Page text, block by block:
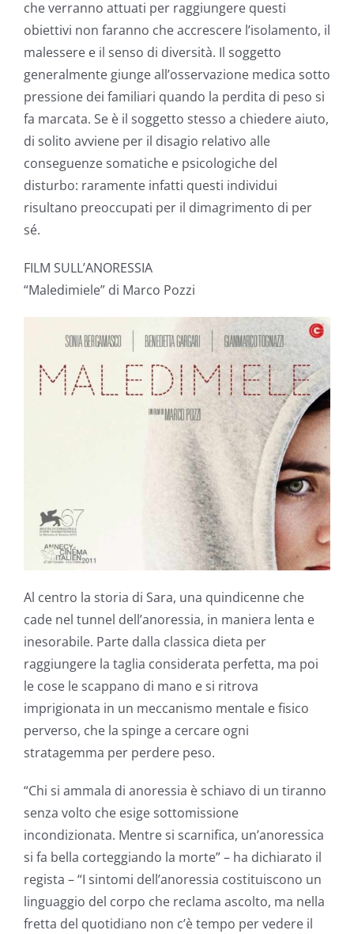
che verranno attuati per raggiungere questi
obiettivi non faranno che accrescere l’isolamento, il
malessere e il senso di diversità. Il soggetto
generalmente giunge all’osservazione medica sotto
pressione dei familiari quando la perdita di peso si
fa marcata. Se è il soggetto stesso a chiedere aiuto,
di solito avviene per il disagio relativo alle
conseguenze somatiche e psicologiche del
disturbo: raramente infatti questi individui
risultano preoccupati per il dimagrimento di per
sé.
FILM SULL’ANORESSIA
“Maledimiele” di Marco Pozzi
Al centro la storia di Sara, una quindicenne che
cade nel tunnel dell’anoressia, in maniera lenta e
inesorabile. Parte dalla classica dieta per
raggiungere la taglia considerata perfetta, ma poi
le cose le scappano di mano e si ritrova
imprigionata in un meccanismo mentale e fisico
perverso, che la spinge a cercare ogni
stratagemma per perdere peso.
“Chi si ammala di anoressia è schiavo di un tiranno
senza volto che esige sottomissione
incondizionata. Mentre si scarnifica, un’anoressica
si fa bella corteggiando la morte” – ha dichiarato il
regista – “I sintomi dell’anoressia costituiscono un
linguaggio del corpo che reclama ascolto, ma nella
fretta del quotidiano non c’è tempo per vedere il